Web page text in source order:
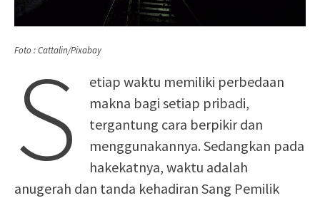
Foto : Cattalin/Pixabay
S
etiap waktu memiliki perbedaan
makna bagi setiap pribadi,
tergantung cara berpikir dan
menggunakannya. Sedangkan pada
hakekatnya, waktu adalah
anugerah dan tanda kehadiran Sang Pemilik